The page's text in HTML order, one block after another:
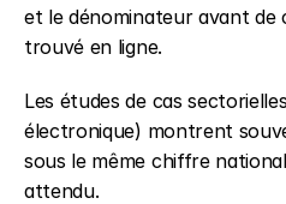
et le dénominateur avant de
trouvé en ligne.
Les études de cas
électronique) montrent
sous le même chiffre
attendu.